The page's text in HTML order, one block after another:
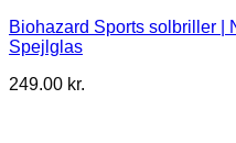
Biohazard Sports solbriller |
Spejlglas
249.00 kr.